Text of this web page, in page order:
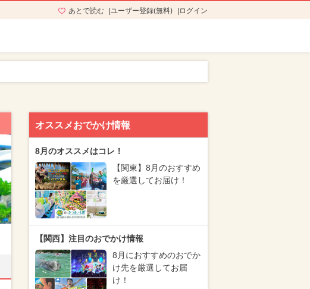
あとで読む ユーザー登録(無料) ログイン
オススメおでかけ情報
8月のオススメはコレ！
【関東】8月のおすすめ
を厳選してお届け！
【関西】注目のおでかけ情報
8月におすすめのおでか
け先を厳選してお届
け！